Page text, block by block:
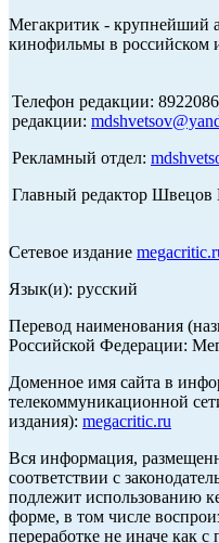
Мегакритик - крупнейший
кинофильмы в российском
Телефон редакции:
редакции:
Рекламный отдел:
Главный редактор
Сетевое издание
Язык(и): русский
Перевод наименования
Российской Федерации:
Доменное имя сайта в
телекоммуникационной
издания): megacritic.ru
Вся информация,
соответствии с
подлежит использованию
форме, в том числе
переработке не иначе как